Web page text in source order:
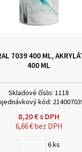
7039 400 ML,
400 ML
Skladové číslo: 1118
kód:
8,20€s DPH
6,66€bez DPH
6ks